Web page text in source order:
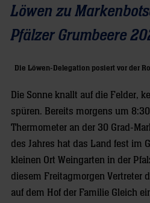
Löwen zu
Pfälzer Grumbeere
Die Löwen-Delegation posiert vor der
Die Sonne knallt auf die Felder,
spüren. Bereits morgens um
Thermometer an der 30 Grad-
des Jahres hat das Land fest im
kleinen Ort Weingarten in der
diesem Freitagmorgen Vertreter
auf dem Hof der Familie Gleich